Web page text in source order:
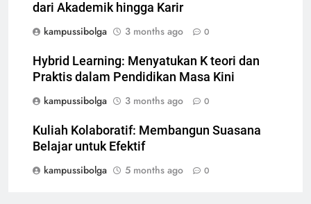
dari Akademik hingga Karir
kampussibolga
3 months ago 0
Hybrid Learning: Menyatukan K teori dan
Praktis dalam Pendidikan Masa Kini
kampussibolga
3 months ago 0
Kuliah Kolaboratif: Membangun Suasana
Belajar untuk Efektif
kampussibolga
5 months ago 0